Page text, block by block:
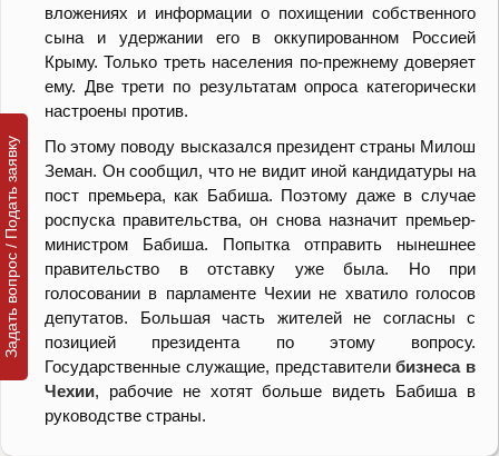
вложениях и информации о похищении собственного
сына и удержании его в оккупированном Россией
Крыму. Только треть населения по-прежнему доверяет
ему. Две трети по результатам опроса категорически
настроены против.
По этому поводу высказался президент страны Милош
Земан. Он сообщил, что не видит иной кандидатуры на
пост премьера, как Бабиша. Поэтому даже в случае
роспуска правительства, он снова назначит премьер-
министром Бабиша. Попытка отправить нынешнее
правительство в отставку уже была. Но при
голосовании в парламенте Чехии не хватило голосов
депутатов. Большая часть жителей не согласны с
позицией президента по этому вопросу.
Государственные служащие, представителибизнеса в
Чехии, рабочие не хотят больше видеть Бабиша в
руководстве страны.
Задать вопрос / Подать заявку